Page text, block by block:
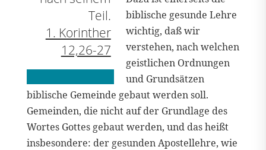
Teil.
1. Korinther
12,26-27
biblische gesunde Lehre
wichtig, daß wir
verstehen, nach welchen
geistlichen Ordnungen
und Grundsätzen
biblische Gemeinde gebaut werden soll.
Gemeinden, die nicht auf der Grundlage des
Wortes Gottes gebaut werden, und das heißt
insbesondere: der gesunden Apostellehre, wie